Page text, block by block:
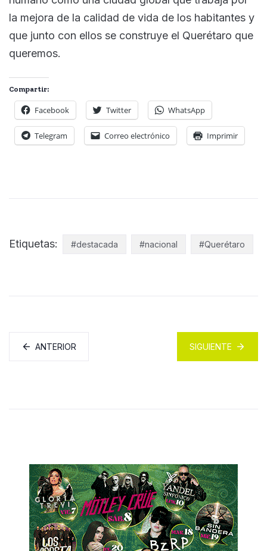
la mejora de la calidad de vida de los habitantes y
que junto con ellos se construye el Querétaro que
queremos.
Compartir:
Facebook Twitter WhatsApp
Telegram Correo electrónico Imprimir
Etiquetas: #destacada #nacional #Querétaro
ANTERIOR SIGUIENTE